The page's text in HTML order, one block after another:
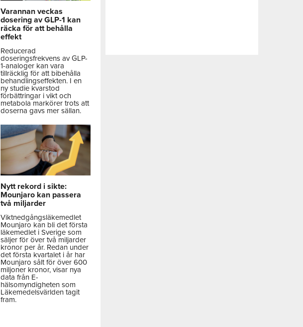
Varannan veckas
dosering av GLP-1 kan
räcka för att behålla
effekt
Reducerad
doseringsfrekvens av GLP-
1-analoger kan vara
tillräcklig för att bibehålla
behandlingseffekten. I en
ny studie kvarstod
förbättringar i vikt och
metabola markörer trots att
doserna gavs mer sällan.
Nytt rekord i sikte:
Mounjaro kan passera
två miljarder
Viktnedgångsläkemedlet
Mounjaro kan bli det första
läkemedlet i Sverige som
säljer för över två miljarder
kronor per år. Redan under
det första kvartalet i år har
Mounjaro sålt för över 600
miljoner kronor, visar nya
data från E-
hälsomyndigheten som
Läkemedelsvärlden tagit
fram.